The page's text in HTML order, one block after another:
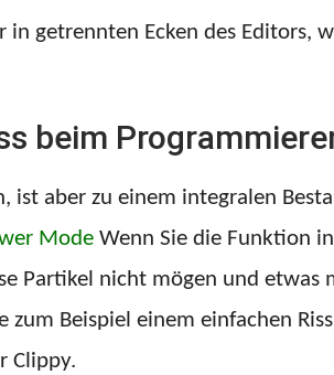
getrennten Ecken des Editors,
beim
ist aber zu einem integralen
Mode Wenn Sie die Funktion
Partikel nicht mögen und etwas
Beispiel einem einfachen
Clippy.